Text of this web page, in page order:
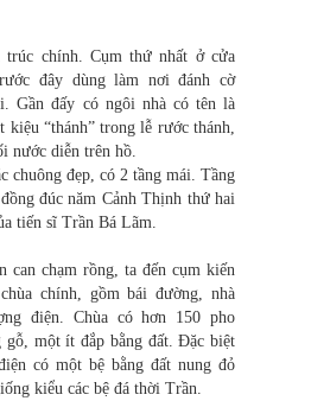
trúc chính. Cụm thứ nhất ở cửa
đây dùng làm nơi đánh cờ
Gần đấy có ngôi nhà có tên là
“thánh” trong lễ rước thánh,
nước diễn trên hồ.
chuông đẹp, có 2 tầng mái. Tầng
đúc năm Cảnh Thịnh thứ hai
tiến sĩ Trần Bá Lãm.
can chạm rồng, ta đến cụm kiến
chính, gồm bái đường, nhà
điện. Chùa có hơn 150 pho
gỗ, một ít đắp bằng đất. Đặc biệt
có một bệ bằng đất nung đỏ
kiểu các bệ đá thời Trần.